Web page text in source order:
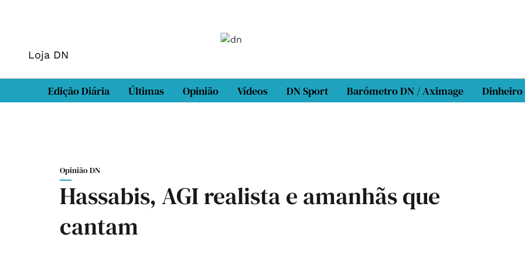
Loja DN
Edição Diária Últimas Opinião Vídeos DN Sport Barómetro DN / Aximage Dinheiro
Opinião DN
Hassabis, AGI realista e amanhãs que
cantam